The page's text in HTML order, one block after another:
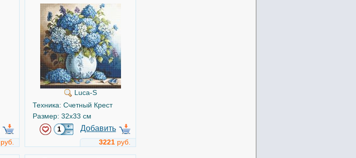
руб.
Luca-S
Техника: Счетный Крест
Размер: 32x33 см
Добавить
3221 руб.